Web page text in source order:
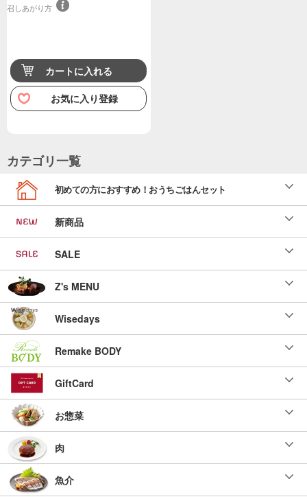
召しあがり方
カートに入れる
お気に入り登録
カテゴリ一覧
初めての方におすすめ！おうちごはんセット
新商品
SALE
Z's MENU
Wisedays
Remake BODY
GiftCard
お惣菜
肉
魚介